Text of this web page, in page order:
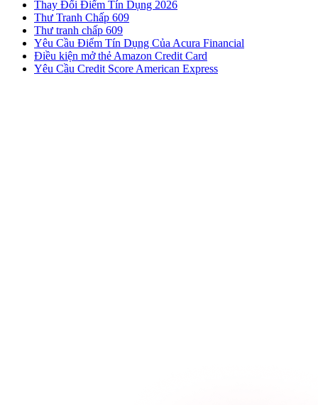
Thay Đổi Điểm Tín Dụng 2026
Thư Tranh Chấp 609
Thư tranh chấp 609
Yêu Cầu Điểm Tín Dụng Của Acura Financial
Điều kiện mở thẻ Amazon Credit Card
Yêu Cầu Credit Score American Express